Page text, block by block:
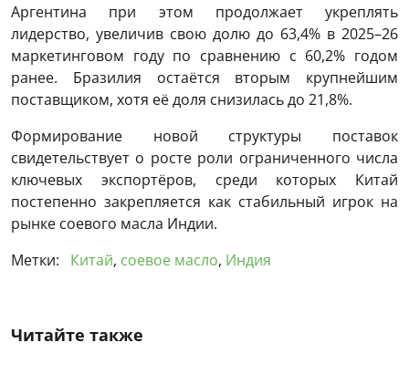
Аргентина при этом продолжает укреплять
лидерство, увеличив свою долю до 63,4% в 2025–26
маркетинговом году по сравнению с 60,2% годом
ранее. Бразилия остаётся вторым крупнейшим
поставщиком, хотя её доля снизилась до 21,8%.
Формирование новой структуры поставок
свидетельствует о росте роли ограниченного числа
ключевых экспортёров, среди которых Китай
постепенно закрепляется как стабильный игрок на
рынке соевого масла Индии.
Метки:
Китай, соевое масло, Индия
Читайте также